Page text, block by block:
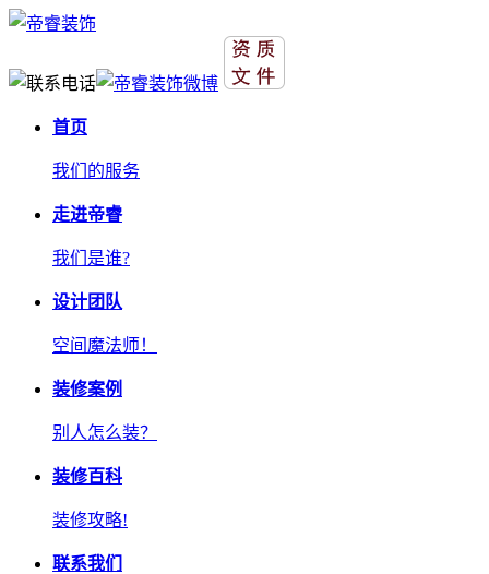
首页
我们的服务
走进帝睿
我们是谁?
设计团队
空间魔法师！
装修案例
别人怎么装？
装修百科
装修攻略!
联系我们